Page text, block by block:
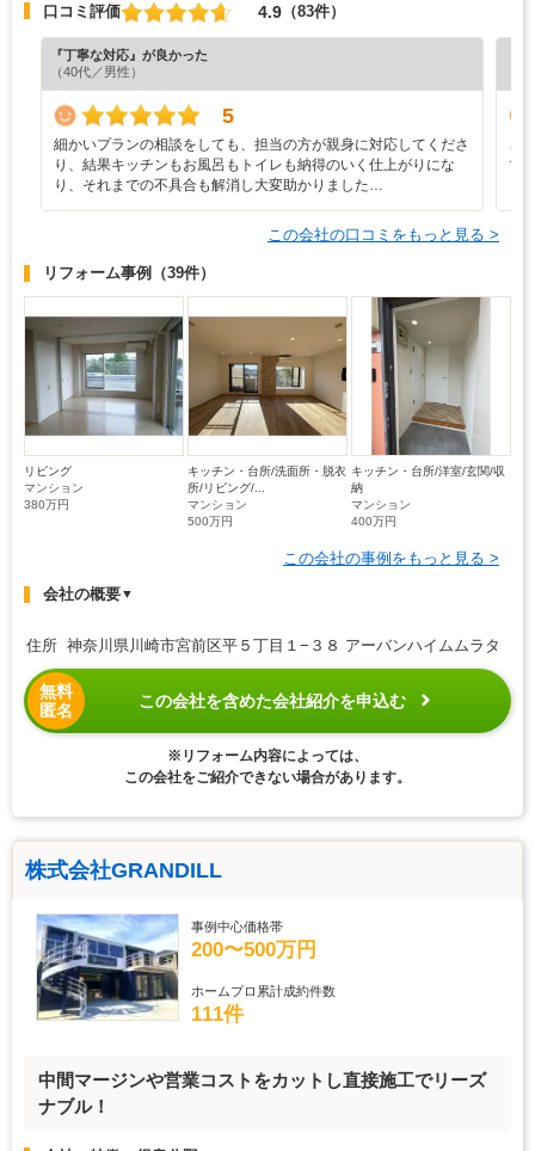
口コミ評価 4.9 （83件）
『丁寧な対応』が良かった
（40代／男性）
5
細かいプランの相談をしても、担当の方が親身に対応してくださ
り、結果キッチンもお風呂もトイレも納得のいく仕上がりにな
り、それまでの不具合も解消し大変助かりました…
マ
この会社の口コミをもっと見る >
リフォーム事例 （39件）
リビング
マンション
380万円
キッチン・台所/洗面所・脱衣
所/リビング/...
マンション
500万円
キッチン・台所/洋室/玄関/収
納
マンション
400万円
この会社の事例をもっと見る >
会社の概要▼
住所 神奈川県川崎市宮前区平５丁目１−３８ アーバンハイムムラタ
無料
匿名
この会社を含めた会社紹介を申込む
※リフォーム内容によっては、
この会社をご紹介できない場合があります。
株式会社GRANDILL
事例中心価格帯
200〜500万円
ホームプロ累計成約件数
111件
中間マージンや営業コストをカットし直接施工でリーズ
ナブル！